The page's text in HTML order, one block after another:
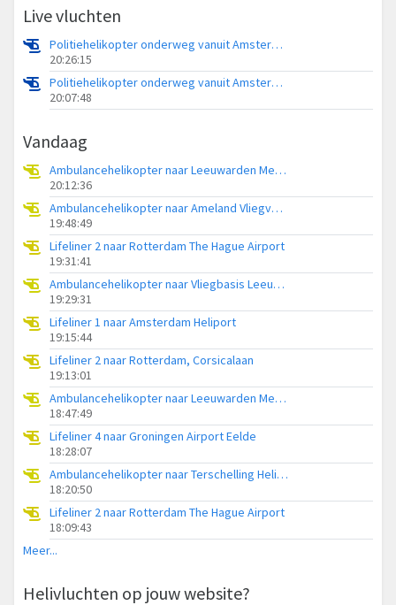
Live vluchten
Politiehelikopter onderweg vanuit Amsterdam Vliegveld Schiphol
20:26:15
Politiehelikopter onderweg vanuit Amsterdam Vliegveld Schiphol
20:07:48
Vandaag
Ambulancehelikopter naar Leeuwarden Medical Center Heliport
20:12:36
Ambulancehelikopter naar Ameland Vliegveld Ballum
19:48:49
Lifeliner 2 naar Rotterdam The Hague Airport
19:31:41
Ambulancehelikopter naar Vliegbasis Leeuwarden
19:29:31
Lifeliner 1 naar Amsterdam Heliport
19:15:44
Lifeliner 2 naar Rotterdam, Corsicalaan
19:13:01
Ambulancehelikopter naar Leeuwarden Medical Center Heliport
18:47:49
Lifeliner 4 naar Groningen Airport Eelde
18:28:07
Ambulancehelikopter naar Terschelling Heliport
18:20:50
Lifeliner 2 naar Rotterdam The Hague Airport
18:09:43
Meer...
Helivluchten op jouw website?